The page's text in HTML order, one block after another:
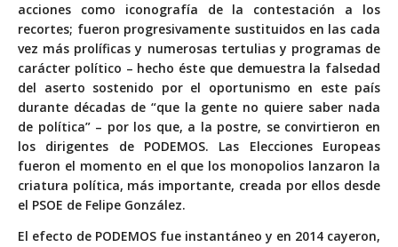
acciones como iconografía de la contestación a los
recortes; fueron progresivamente sustituidos en las cada
vez más prolíficas y numerosas tertulias y programas de
carácter político – hecho éste que demuestra la falsedad
del aserto sostenido por el oportunismo en este país
durante décadas de “que la gente no quiere saber nada
de política” – por los que, a la postre, se convirtieron en
los dirigentes de PODEMOS. Las Elecciones Europeas
fueron el momento en el que los monopolios lanzaron la
criatura política, más importante, creada por ellos desde
el PSOE de Felipe González.
El efecto de PODEMOS fue instantáneo y en 2014 cayeron,